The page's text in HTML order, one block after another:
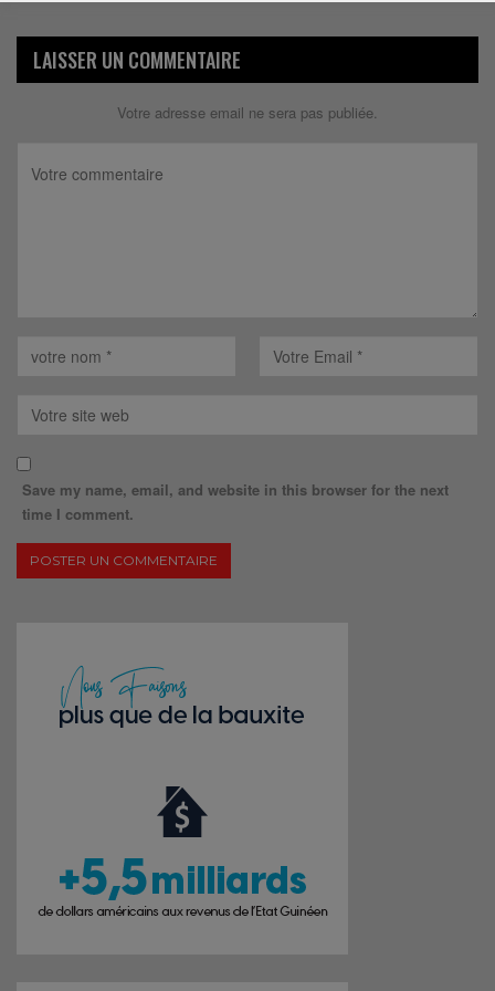
LAISSER UN COMMENTAIRE
Votre adresse email ne sera pas publiée.
Save my name, email, and website in this browser for the next
time I comment.